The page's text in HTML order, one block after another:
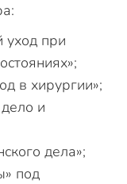
уход при
в хирургии»;
и
дела»;
под